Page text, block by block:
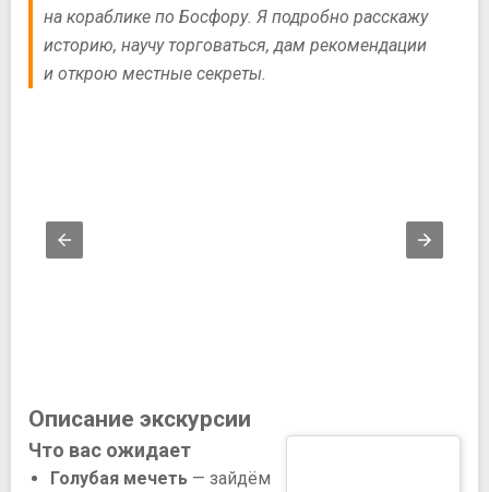
на кораблике по Босфору. Я подробно расскажу
историю, научу торговаться, дам рекомендации
и открою местные секреты.
Описание экскурсии
Что вас ожидает
Голубая мечеть — зайдём